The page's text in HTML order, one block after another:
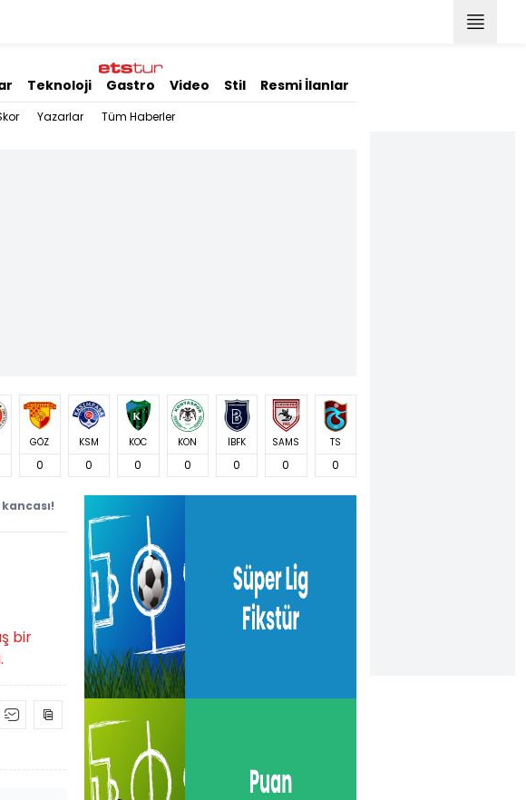
Teknoloji Gastro Video Stil Resmi İlanlar
Yazarlar Tüm Haberler
GÖZ
0
KSM
0
KOC
0
KON
0
İBFK
0
SAMS
0
TS
0
bir